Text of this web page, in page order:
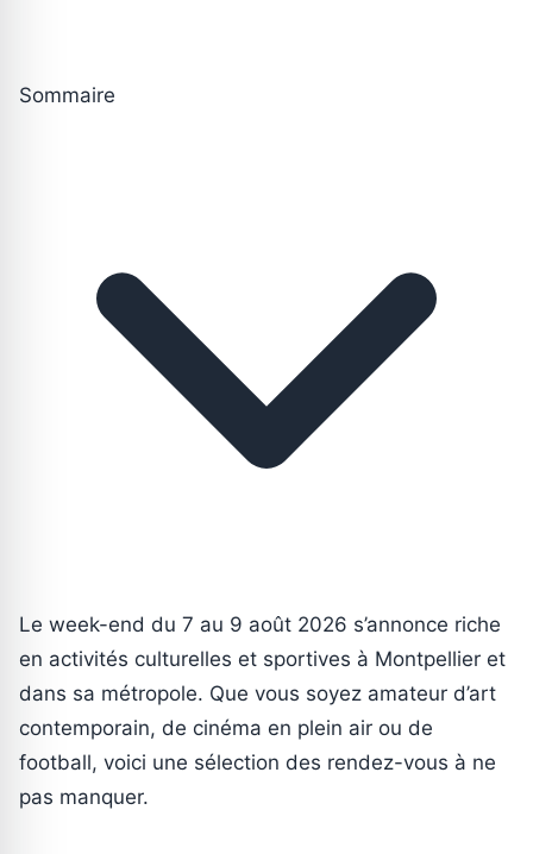
Sommaire
Le week-end du 7 au 9 août 2026 s’annonce riche
en activités culturelles et sportives à Montpellier et
dans sa métropole. Que vous soyez amateur d’art
contemporain, de cinéma en plein air ou de
football, voici une sélection des rendez-vous à ne
pas manquer.